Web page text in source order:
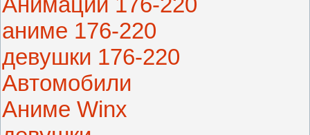
аниме 176-220
девушки 176-220
Автомобили
Аниме Winx